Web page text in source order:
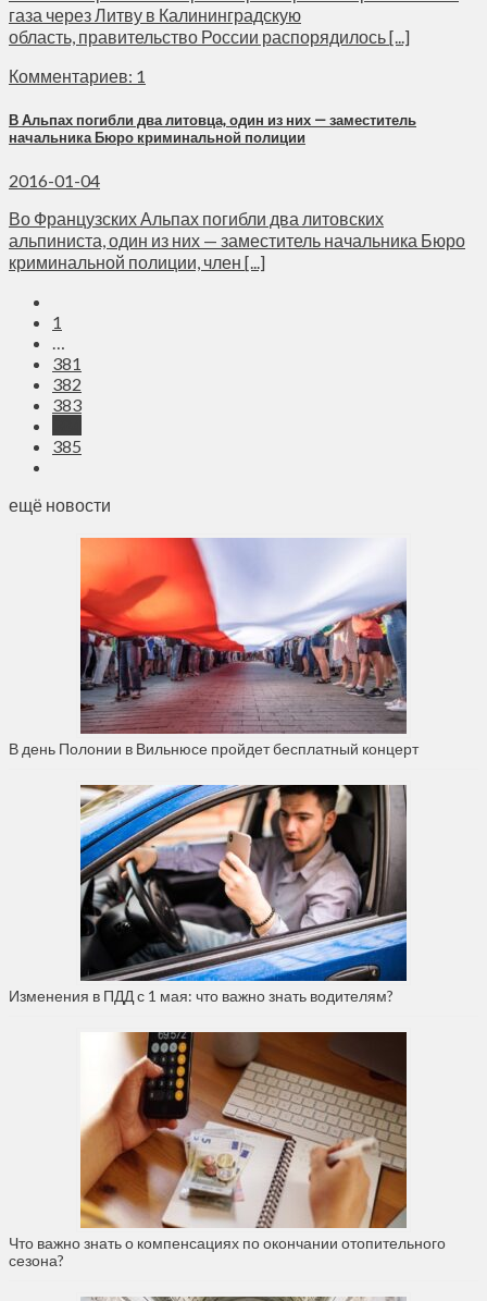
газа через Литву в Калининградскую
область, правительство России распорядилось [...]
Комментариев: 1
В Альпах погибли два литовца, один из них — заместитель
начальника Бюро криминальной полиции
2016-01-04
Во Французских Альпах погибли два литовских
альпиниста, один из них — заместитель начальника Бюро
криминальной полиции, член [...]
1
…
381
382
383
385
ещё новости
В день Полонии в Вильнюсе пройдет бесплатный концерт
Изменения в ПДД с 1 мая: что важно знать водителям?
Что важно знать о компенсациях по окончании отопительного
сезона?